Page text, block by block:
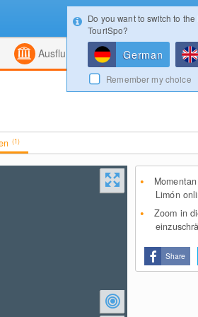
Kombiniert
Ausflugsziele
(1)
Limón
Zoom in
Share
Do you want to switch to
TouriSpo?
German
Remember my choice
Konfigurator Gewinnspiele